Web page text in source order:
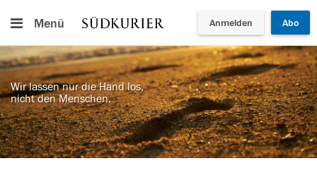
Menü Anmelden Abo
Wir lassen nur die Hand los,
nicht den Menschen.